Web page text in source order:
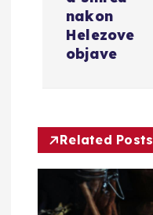
c
nakon
Helezove
objave
Related Posts